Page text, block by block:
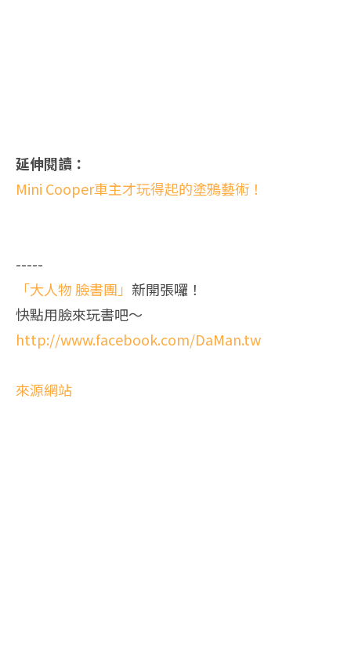
延伸閱讀：
Mini Cooper車主才玩得起的塗鴉藝術！
-----
「大人物 臉書團」 新開張囉！
快點用臉來玩書吧～
http://www.facebook.com/DaMan.tw
來源網站